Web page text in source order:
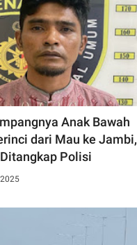
Anak Bawah
dari Mau ke Jambi,
Polisi